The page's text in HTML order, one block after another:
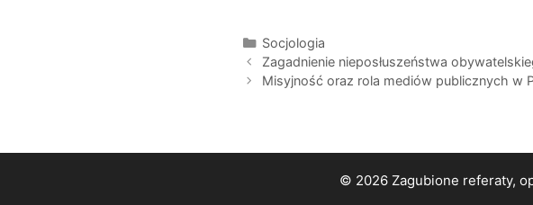
Kategorie
Socjologia
Zagadnienie nieposłuszeństwa
Misyjność oraz rola mediów publicznych w
© 2026 Zagubione referaty,